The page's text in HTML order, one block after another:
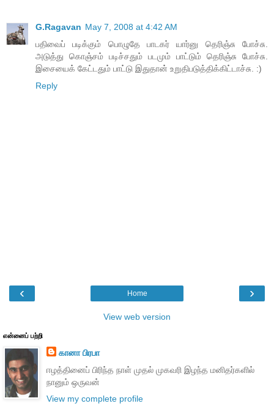
G.Ragavan May 7, 2008 at 4:42 AM
பதிவைப் படிக்கும் பொழுதே பாடகர் யார்னு தெரிஞ்சு போச்சு.
அடுத்து கொஞ்சம் படிச்சதும் படமும் பாட்டும் தெரிஞ்சு போச்சு.
இசையைக் கேட்டதும் பாட்டு இதுதான் உறுதிபடுத்திக்கிட்டாச்சு. :)
Reply
‹ ›
Home
View web version
என்னைப் பற்றி
கானா பிரபா
ஈழத்தினைப் பிரிந்த நாள் முதல் முகவரி இழந்த மனிதர்களில்
நானும் ஒருவன்
View my complete profile